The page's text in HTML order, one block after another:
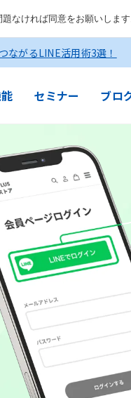
なければ同意をお願いします
ながるLINE活用術3選！
セミナー ブロ